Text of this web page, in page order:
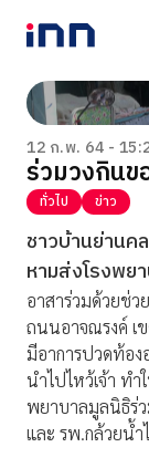
NEWS
LIFESTYLE
HOROSCOPE
LOTTERY
VIDEO
ร่วมด้วยช่วยกัน
12 ก.พ. 64 -
ร่วมวงกินข
ทั่วไป ข่าว
ชาวบ้านย่านค
หามส่งโรงพย
อาสาร่วมด้วยช่
ถนนอาจณรงค์ เ
มีอาการปวดท้อง
นำไปไหว้เจ้า ท
พยาบาลมูลนิธิร่
และ รพ.กล้วยน้ำ